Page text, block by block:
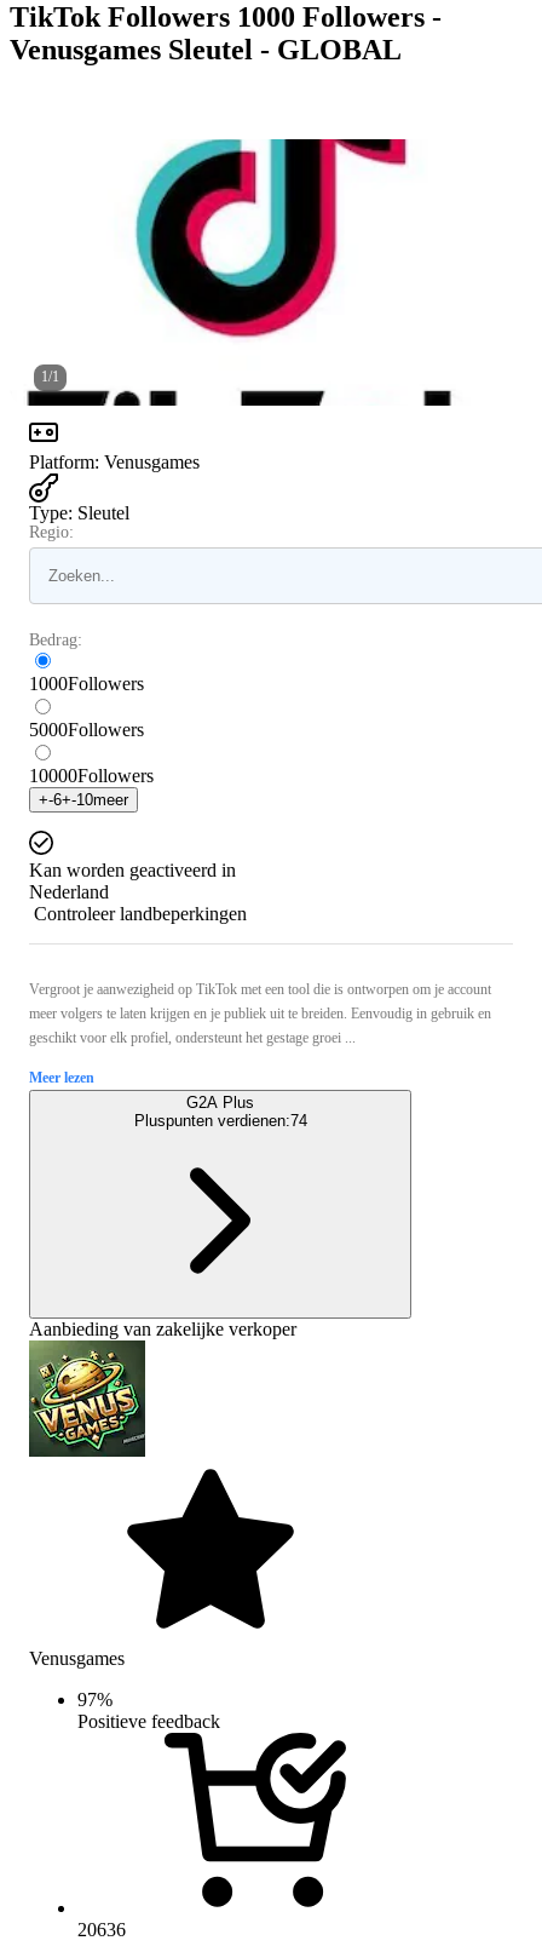
TikTok Followers 1000 Followers -
Venusgames Sleutel - GLOBAL
1/1
Platform: Venusgames
Type: Sleutel
Regio:
Bedrag:
1000Followers
5000Followers
10000Followers
+-6+-10meer
Kan worden geactiveerd in
Nederland
Controleer landbeperkingen
Vergroot je aanwezigheid op TikTok met een tool die is ontworpen om je account
meer volgers te laten krijgen en je publiek uit te breiden. Eenvoudig in gebruik en
geschikt voor elk profiel, ondersteunt het gestage groei ...
Meer lezen
G2A Plus
Pluspunten verdienen:74
Aanbieding van zakelijke verkoper
Venusgames
97%
Positieve feedback
20636